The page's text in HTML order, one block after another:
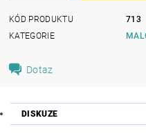
KÓD PRODUKTU
713
KATEGORIE
Dotaz
DISKUZE